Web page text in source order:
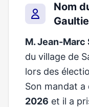
Nom
M. Jean-Marc
du village de
lors des
Son mandat a
2026 et il a